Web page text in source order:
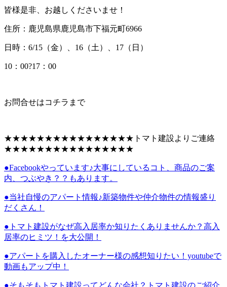
皆様是非、お越しくださいませ！
住所：鹿児島県鹿児島市下福元町6966
日時：6/15（金）、16（土）、17（日）
10：00?17：00
お問合せはコチラまで
★★★★★★★★★★★★★★★★トマト建設よりご連絡
★★★★★★★★★★★★★★★★
●Facebookやっています♪大事にしているコト、商品のご案
内、つぶやき？？もあります。
●当社自慢のアパート情報♪新築物件や仲介物件の情報盛り
だくさん！
●トマト建設がなぜ高入居率か知りたくありませんか？高入
居率のヒミツ！を大公開！
●アパートを購入したオーナー様の感想知りたい！youtubeで
動画もアップ中！